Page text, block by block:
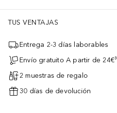
TUS VENTAJAS
Entrega 2-3 días laborables
Envío gratuito A partir de 24€³
2 muestras de regalo
30 días de devolución